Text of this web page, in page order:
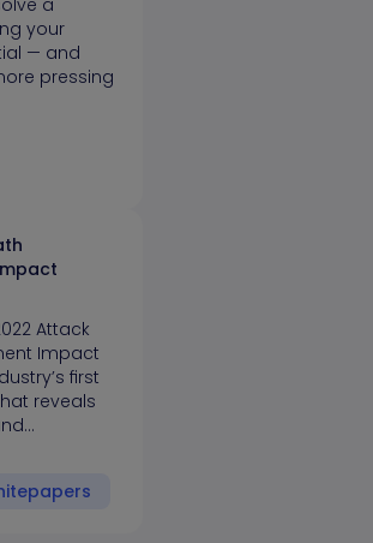
a
your
— and
pressing
Attack
Impact
first
reveals